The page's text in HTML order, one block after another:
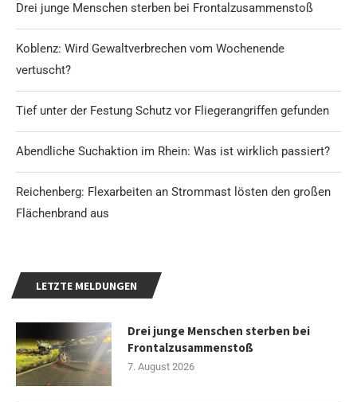
Drei junge Menschen sterben bei Frontalzusammenstoß
Koblenz: Wird Gewaltverbrechen vom Wochenende
vertuscht?
Tief unter der Festung Schutz vor Fliegerangriffen gefunden
Abendliche Suchaktion im Rhein: Was ist wirklich passiert?
Reichenberg: Flexarbeiten an Strommast lösten den großen
Flächenbrand aus
LETZTE MELDUNGEN
Drei junge Menschen sterben bei
Frontalzusammenstoß
7. August 2026